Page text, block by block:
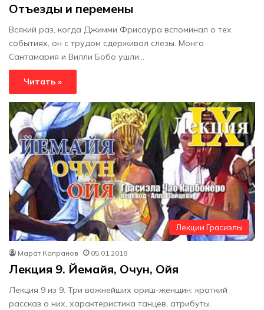
Отъезды и перемены
Всякий раз, когда Джимми Фрисаура вспоминал о тех
событиях, он с трудом сдерживал слезы. Монго
Сантамария и Вилли Бобо ушли…
Читать »
Лекции Грасиэлы
Марат Капранов 05.01.2018
Лекция 9. Йемайя, Очун, Ойя
Лекция 9 из 9. Три важнейших ориш-женщин: краткий
рассказ о них, характеристика танцев, атрибуты.